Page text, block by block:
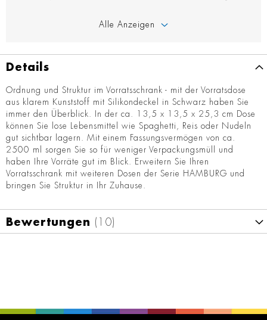
Alle Anzeigen
Details
Ordnung und Struktur im Vorratsschrank - mit der Vorratsdose
aus klarem Kunststoff mit Silikondeckel in Schwarz haben Sie
immer den Überblick. In der ca. 13,5 x 13,5 x 25,3 cm Dose
können Sie lose Lebensmittel wie Spaghetti, Reis oder Nudeln
gut sichtbar lagern. Mit einem Fassungsvermögen von ca.
2500 ml sorgen Sie so für weniger Verpackungsmüll und
haben Ihre Vorräte gut im Blick. Erweitern Sie Ihren
Vorratsschrank mit weiteren Dosen der Serie HAMBURG und
bringen Sie Struktur in Ihr Zuhause.
Bewertungen 10